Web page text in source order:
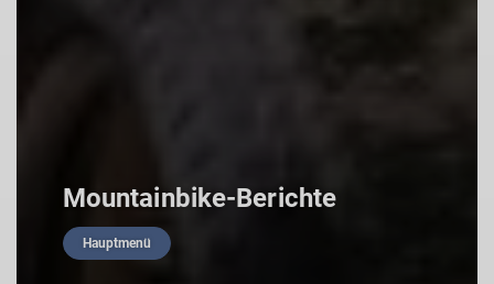
Mountainbike-Berichte
Hauptmenü